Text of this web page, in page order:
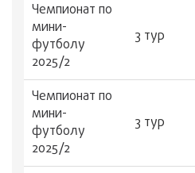
Чемпионат по
мини-
футболу
2025/2
3 тур
Чемпионат по
мини-
футболу
2025/2
3 тур